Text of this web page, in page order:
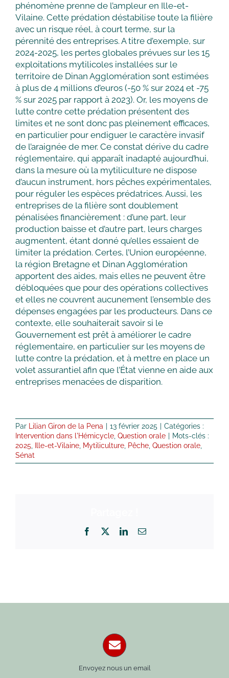
phénomène prenne de l’ampleur en Ille-et-
Vilaine. Cette prédation déstabilise toute la filière
avec un risque réel, à court terme, sur la
pérennité des entreprises. A titre d’exemple, sur
2024-2025, les pertes globales prévues sur les 15
exploitations mytilicoles installées sur le
territoire de Dinan Agglomération sont estimées
à plus de 4 millions d’euros (-50 % sur 2024 et -75
% sur 2025 par rapport à 2023). Or, les moyens de
lutte contre cette prédation présentent des
limites et ne sont donc pas pleinement efficaces,
en particulier pour endiguer le caractère invasif
de l’araignée de mer. Ce constat dérive du cadre
réglementaire, qui apparaît inadapté aujourd’hui,
dans la mesure où la mytiliculture ne dispose
d’aucun instrument, hors pêches expérimentales,
pour réguler les espèces prédatrices. Aussi, les
entreprises de la filière sont doublement
pénalisées financièrement : d’une part, leur
production baisse et d’autre part, leurs charges
augmentent, étant donné qu’elles essaient de
limiter la prédation. Certes, l’Union européenne,
la région Bretagne et Dinan Agglomération
apportent des aides, mais elles ne peuvent être
débloquées que pour des opérations collectives
et elles ne couvrent aucunement l’ensemble des
dépenses engagées par les producteurs. Dans ce
contexte, elle souhaiterait savoir si le
Gouvernement est prêt à améliorer le cadre
réglementaire, en particulier sur les moyens de
lutte contre la prédation, et à mettre en place un
volet assurantiel afin que l’État vienne en aide aux
entreprises menacées de disparition.
Par Lilian Giron de la Pena 13 février 2025
Catégories :
Intervention dans l'Hémicycle Question orale
Mots-clés :
2025
Ille-et-Vilaine Mytiliculture Pêche Question orale
Sénat
Facebook LinkedInEmail
Envoyez nous un email